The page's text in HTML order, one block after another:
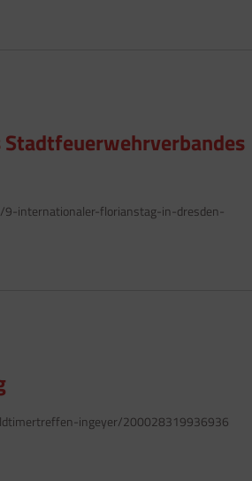
9-internationaler-florianstag-in-dresden-
ingeyer/200028319936936